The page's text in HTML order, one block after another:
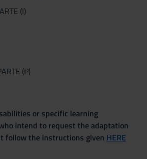
(I)
(P)
or specific learning
intend to request the adaptation
follow the instructions given HERE